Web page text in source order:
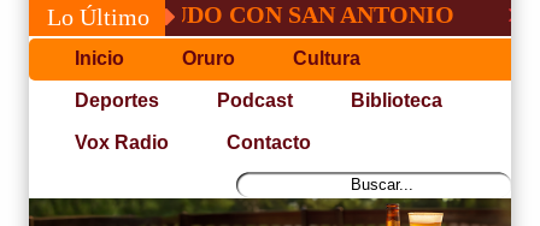
Lo Último
NO PUDO CON SAN ANTONIO COPA
Inicio Oruro Cultura
Deportes Podcast Biblioteca
Vox Radio Contacto